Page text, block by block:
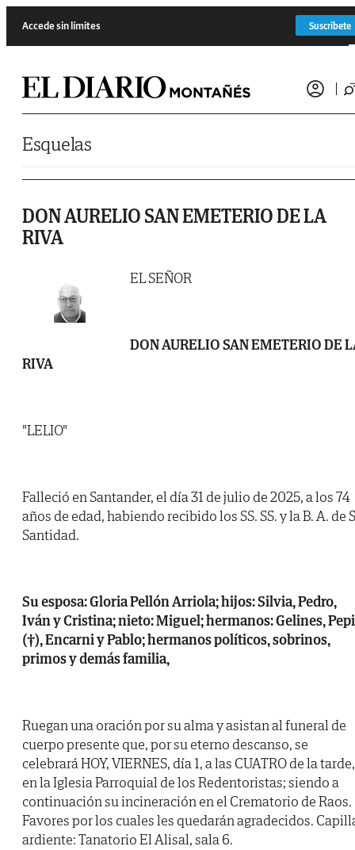
Accede sin límites Suscríbete
Esquelas
DON AURELIO SAN EMETERIO DE LA
RIVA
EL SEÑOR
DON AURELIO SAN EMETERIO DE
RIVA
"LELIO"
Falleció en Santander, el día 31 de julio de 2025, a los 74
años de edad, habiendo recibido los SS. SS. y la B. A. de
Santidad.
Su esposa: Gloria Pellón Arriola; hijos: Silvia, Pedro,
Iván y Cristina; nieto: Miguel; hermanos: Gelines, Pepi
(†), Encarni y Pablo; hermanos políticos, sobrinos,
primos y demás familia,
Ruegan una oración por su alma y asistan al funeral de
cuerpo presente que, por su eterno descanso, se
celebrará HOY, VIERNES, día 1, a las CUATRO de la tarde,
en la Iglesia Parroquial de los Redentoristas; siendo a
continuación su incineración en el Crematorio de Raos.
Favores por los cuales les quedarán agradecidos.
ardiente: Tanatorio El Alisal, sala 6.